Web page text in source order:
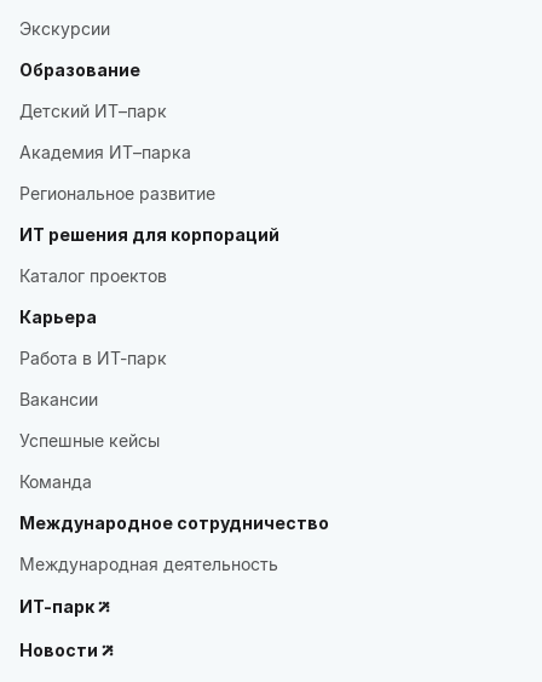
Экскурсии
Образование
Детский ИТ–парк
Академия ИТ–парка
Региональное развитие
ИТ решения для корпораций
Каталог проектов
Карьера
Работа в ИТ-парк
Вакансии
Успешные кейсы
Команда
Международное сотрудничество
Международная деятельность
ИТ-парк
Новости